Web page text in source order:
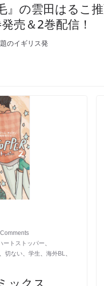
』の雲田はるこ
売＆2巻配信！
のイギリス発
トストッパー
切ない 学生 海外BL
ックス